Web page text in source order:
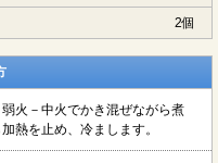
2個
火－中火でかき混ぜながら煮
熱を止め、冷まします。